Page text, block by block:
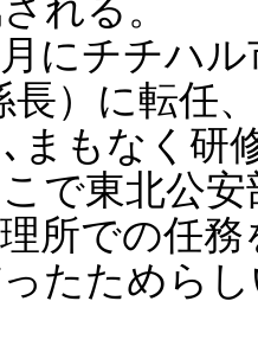
れる。
にチチハ
長）に転任
まもなく研
で東北公
所での任
たためら